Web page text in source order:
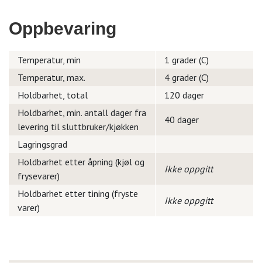
Oppbevaring
Temperatur, min
1 grader (C)
Temperatur, max.
4 grader (C)
Holdbarhet, total
120 dager
Holdbarhet, min. antall dager fra
levering til sluttbruker/kjøkken
40 dager
Lagringsgrad
Holdbarhet etter åpning (kjøl og
frysevarer)
Ikke oppgitt
Holdbarhet etter tining (fryste
varer)
Ikke oppgitt